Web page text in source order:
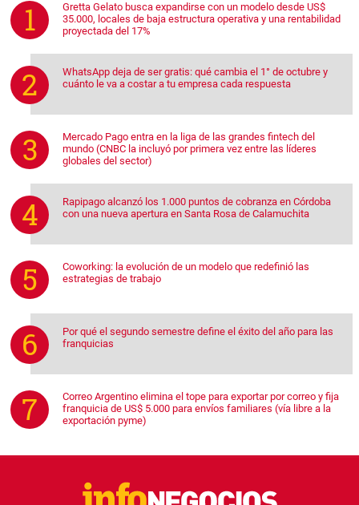
Gretta Gelato busca expandirse con un modelo desde US$
35.000, locales de baja estructura operativa y una rentabilidad
proyectada del 17%
WhatsApp deja de ser gratis: qué cambia el 1° de octubre y
cuánto le va a costar a tu empresa cada respuesta
Mercado Pago entra en la liga de las grandes fintech del
mundo (CNBC la incluyó por primera vez entre las líderes
globales del sector)
Rapipago alcanzó los 1.000 puntos de cobranza en Córdoba
con una nueva apertura en Santa Rosa de Calamuchita
Coworking: la evolución de un modelo que redefinió las
estrategias de trabajo
Por qué el segundo semestre define el éxito del año para las
franquicias
Correo Argentino elimina el tope para exportar por correo y fija
franquicia de US$ 5.000 para envíos familiares (vía libre a la
exportación pyme)